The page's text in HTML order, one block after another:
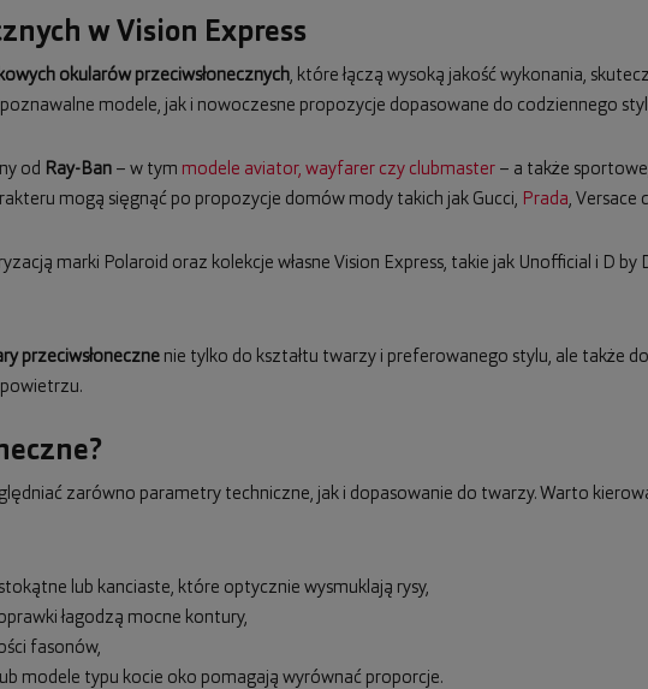
w Vision Express
okularów przeciwsłonecznych, które łączą wysoką jakość wykonania,
modele, jak i nowoczesne propozycje dopasowane do codziennego
od Ray-Ban – w tym modele aviator, wayfarer czy clubmaster – a także
mogą sięgnąć po propozycje domów mody takich jak Gucci, Prada, Versace
marki Polaroid oraz kolekcje własne Vision Express, takie jak Unofficial i D
przeciwsłoneczne nie tylko do kształtu twarzy i preferowanego stylu, ale także
zarówno parametry techniczne, jak i dopasowanie do twarzy. Warto
lub kanciaste, które optycznie wysmuklają rysy,
łagodzą mocne kontury,
fasonów,
modele typu kocie oko pomagają wyrównać proporcje.